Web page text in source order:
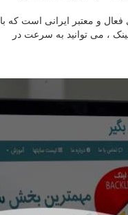
فعال و معتبر ایرانی است که با
، می توانید به سرعت در